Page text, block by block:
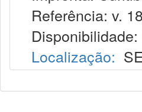
Referência: v.
Disponibilidade:
Localização: